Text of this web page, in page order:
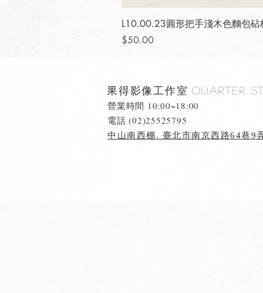
L10.00.23圓形把手淺木色麵包砧
價格
$50.00
果得影像工作室Quarter
營業時間 10:00~18:00
​電話 (02)25525795
中山南西棚. 臺北市南京西路64巷9